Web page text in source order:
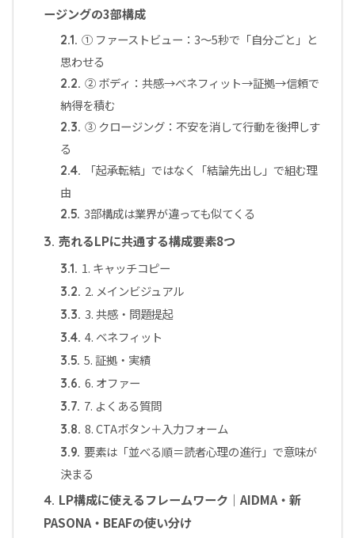
ージングの3部構成
2.1. ① ファーストビュー：3〜5秒で「自分ごと」と
思わせる
2.2. ② ボディ：共感→ベネフィット→証拠→信頼で
納得を積む
2.3. ③ クロージング：不安を消して行動を後押しす
る
2.4.
「起承転結」ではなく「結論先出し」で組む理
由
2.5. 3部構成は業界が違っても似てくる
3. 売れるLPに共通する構成要素8つ
3.1. 1. キャッチコピー
3.2. 2. メインビジュアル
3.3. 3. 共感・問題提起
3.4. 4. ベネフィット
3.5. 5. 証拠・実績
3.6. 6. オファー
3.7. 7. よくある質問
3.8. 8. CTAボタン＋入力フォーム
3.9. 要素は「並べる順＝読者心理の進行」で意味が
決まる
4. LP構成に使えるフレームワーク｜AIDMA・新
PASONA・BEAFの使い分け